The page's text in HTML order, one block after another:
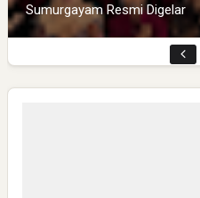
Sumurgayam Resmi Digelar